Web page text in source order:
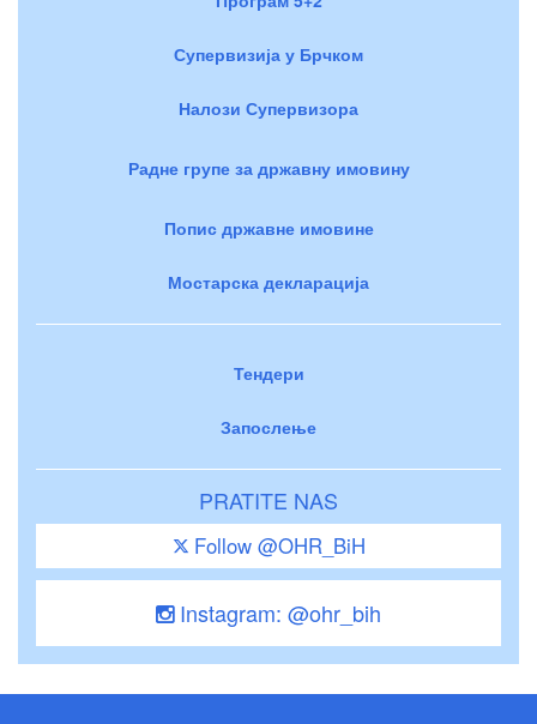
Супервизија у Брчком
Налози Супервизора
Радне групе за државну имовину
Попис државне имовине
Мостарска декларација
Тендери
Запослење
PRATITE NAS
Follow @OHR_BiH
Instagram: @ohr_bih